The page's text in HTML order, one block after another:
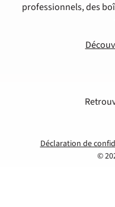
professionnels, des
Déclaration de
©